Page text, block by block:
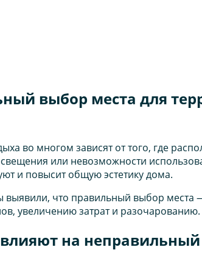
выбор места для
во многом зависят от того, где
или невозможности
и повысит общую эстетику дома.
выявили, что правильный выбор места
увеличению затрат и разочарованию.
на неправильный